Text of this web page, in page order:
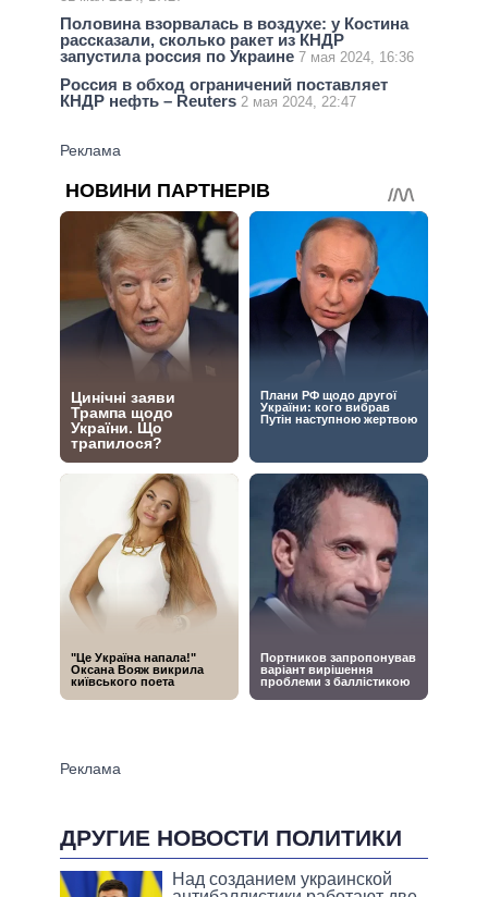
Половина взорвалась в воздухе: у Костина
рассказали, сколько ракет из КНДР
запустила россия по Украине 7 мая 2024, 16:36
Россия в обход ограничений поставляет
КНДР нефть – Reuters 2 мая 2024, 22:47
ДРУГИЕ НОВОСТИ ПОЛИТИКИ
Над созданием украинской